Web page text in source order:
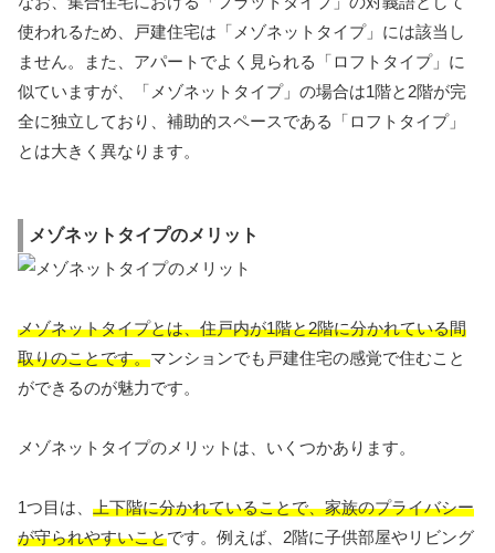
使われるため、戸建住宅は「メゾネットタイプ」には該当し
ません。また、アパートでよく見られる「ロフトタイプ」に
似ていますが、「メゾネットタイプ」の場合は1階と2階が完
全に独立しており、補助的スペースである「ロフトタイプ」
とは大きく異なります。
メゾネットタイプのメリット
メゾネットタイプとは、住戸内が1階と2階に分かれている間
取りのことです。マンションでも戸建住宅の感覚で住むこと
ができるのが魅力です。
メゾネットタイプのメリットは、いくつかあります。
1つ目は、 上下階に分かれていることで、家族のプライバシー
が守られやすいことです。例えば、2階に子供部屋やリビング